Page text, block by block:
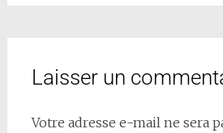
Laisser un
Votre adresse e-mail ne sera